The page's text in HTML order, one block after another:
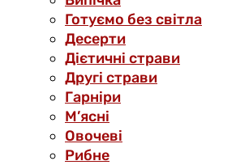
Готуємо без світла
Десерти
Дієтичні страви
Другі страви
Гарніри
М’ясні
Овочеві
Рибне